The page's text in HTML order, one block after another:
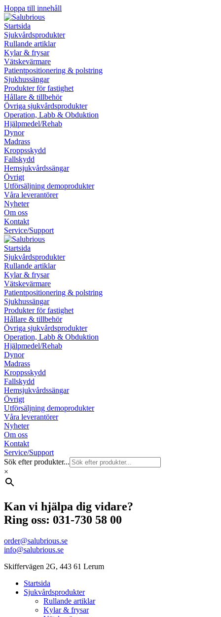
Hoppa till innehåll
Startsida
Sjukvårdsprodukter
Rullande artiklar
Kylar & frysar
Vätskevärmare
Patientpositionering & polstring
Sjukhussängar
Produkter för fastighet
Hållare & tillbehör
Övriga sjukvårdsprodukter
Operation, Labb & Obduktion
Hjälpmedel/Rehab
Dynor
Madrass
Kroppsskydd
Fallskydd
Hemsjukvårdssängar
Övrigt
Utförsäljning demoprodukter
Våra leverantörer
Nyheter
Om oss
Kontakt
Service/Support
Startsida
Sjukvårdsprodukter
Rullande artiklar
Kylar & frysar
Vätskevärmare
Patientpositionering & polstring
Sjukhussängar
Produkter för fastighet
Hållare & tillbehör
Övriga sjukvårdsprodukter
Operation, Labb & Obduktion
Hjälpmedel/Rehab
Dynor
Madrass
Kroppsskydd
Fallskydd
Hemsjukvårdssängar
Övrigt
Utförsäljning demoprodukter
Våra leverantörer
Nyheter
Om oss
Kontakt
Service/Support
Sök efter produkter...
×
Kan vi hjälpa dig vidare?
Ring oss: 031-730 58 00
order@salubrious.se
info@salubrious.se
Skiffervägen 2G, 443 61 Lerum
Startsida
Sjukvårdsprodukter
Rullande artiklar
Kylar & frysar